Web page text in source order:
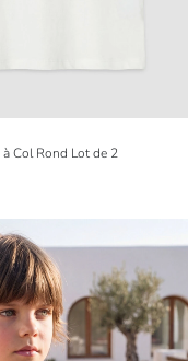
Col Rond Lot de 2